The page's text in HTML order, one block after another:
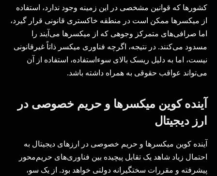
کشورها که قوانین مشخصی در این زمینه وجود ندارد، استفاده
از میکسرها ممکن است در منطقه خاکستری قانونی قرار گیرد،
اما صرافی‌های متمرکز وجوهی که از میکسرها می‌آیند را
مسدود می‌کنند. در نتیجه، اگرچه فناوری میکسر ذاتاً غیرقانونی
نیست، اما به دلیل ریسک بالای سوءاستفاده، استفاده از آن
می‌تواند عواقب حقوقی به همراه داشته باشد.
آینده کوین میکسرها و حریم خصوصی در
ارز دیجیتال
آینده کوین میکسرها و حریم خصوصی در ارزهای دیجیتال به
احتمال زیاد شاهد یک تقابل پیچیده بین فناوری‌های حریم‌محور
پیشرفته و مقررات سختگیرانه دولتی خواهد بود. از یک سو،